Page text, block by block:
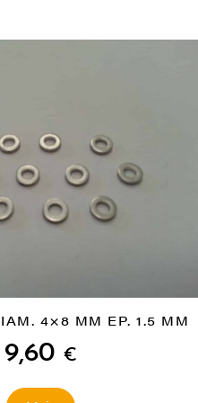
4×8 MM EP. 1.5 MM
9,60€